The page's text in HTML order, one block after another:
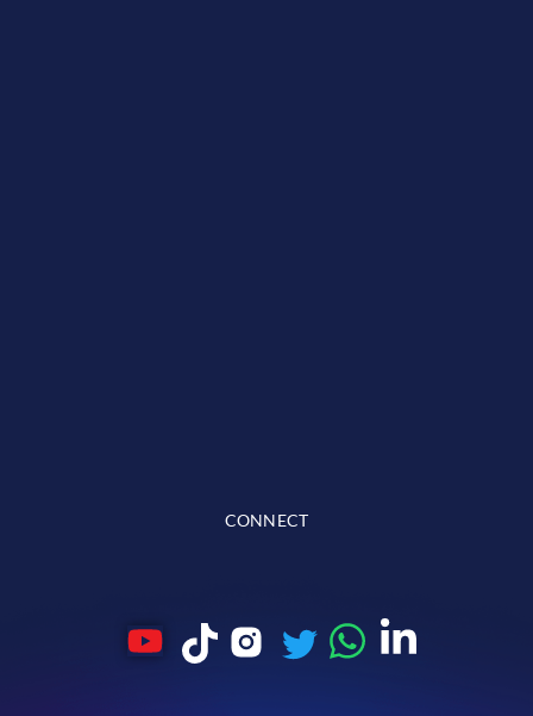
CONNECT